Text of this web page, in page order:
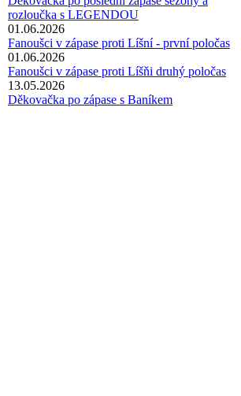
rozloučka s LEGENDOU
01.06.2026
Fanoušci v zápase proti Líšní - první poločas
01.06.2026
Fanoušci v zápase proti Líšňi druhý poločas
13.05.2026
Děkovačka po zápase s Baníkem